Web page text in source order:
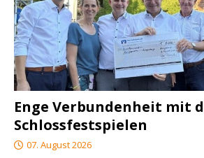
Enge Verbundenheit mit
Schlossfestspielen
07. August 2026